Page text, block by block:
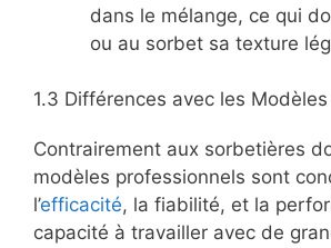
dans le mélange, ce qui
ou au sorbet sa texture
1.3 Différences avec les
Contrairement aux sorbetières
modèles professionnels sont
l’efficacité, la fiabilité, et la
capacité à travailler avec de